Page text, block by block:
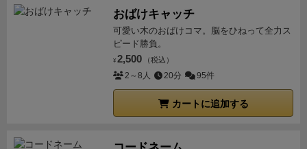
おばけキャッチ
可愛い木のおばけコマ。脳をひねって全力ス
ピード勝負。
¥ 2,500 （税込）
2～8人 20分 95件
カートに追加する